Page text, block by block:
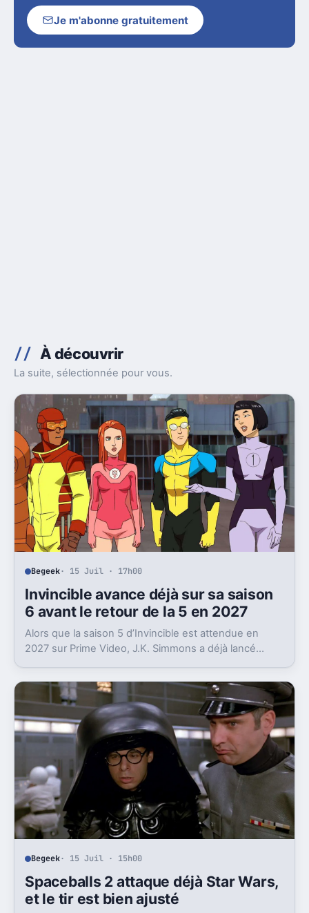
Je m'abonne gratuitement
À découvrir
La suite, sélectionnée pour vous.
Begeek· 15 Juil · 17h00
Invincible avance déjà sur sa saison
6 avant le retour de la 5 en 2027
Alors que la saison 5 d’Invincible est attendue en
2027 sur Prime Video, J.K. Simmons a déjà lancé
Begeek· 15 Juil · 15h00
Spaceballs 2 attaque déjà Star Wars,
et le tir est bien ajusté